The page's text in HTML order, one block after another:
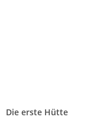
Die erste Hütte